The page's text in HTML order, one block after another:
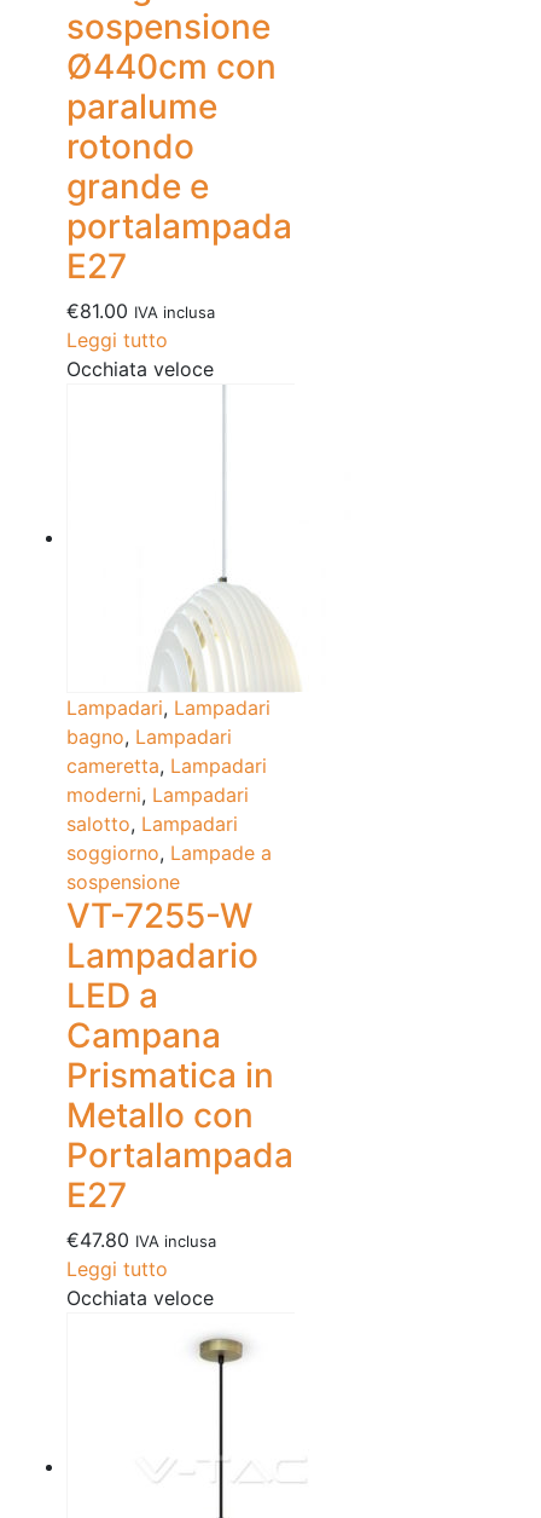
sospensione
Ø440cm con
paralume
rotondo
grande e
portalampada
E27
€81.00 IVA inclusa
Leggi tutto
Occhiata veloce
Lampadari, Lampadari
bagno, Lampadari
cameretta, Lampadari
moderni, Lampadari
salotto, Lampadari
soggiorno, Lampade a
sospensione
VT-7255-W
Lampadario
LED a
Campana
Prismatica in
Metallo con
Portalampada
E27
€47.80 IVA inclusa
Leggi tutto
Occhiata veloce